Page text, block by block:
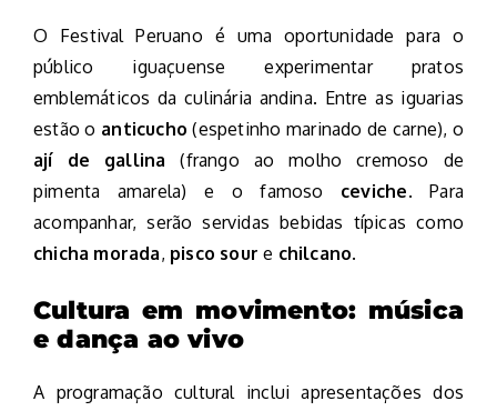
O Festival Peruano é uma oportunidade para o
público iguaçuense experimentar pratos
emblemáticos da culinária andina. Entre as iguarias
estão o anticucho (espetinho marinado de carne), o
ají de gallina (frango ao molho cremoso de
pimenta amarela) e o famoso ceviche. Para
acompanhar, serão servidas bebidas típicas como
chicha morada, pisco sour e chilcano.
Cultura em movimento: música
e dança ao vivo
A programação cultural inclui apresentações dos